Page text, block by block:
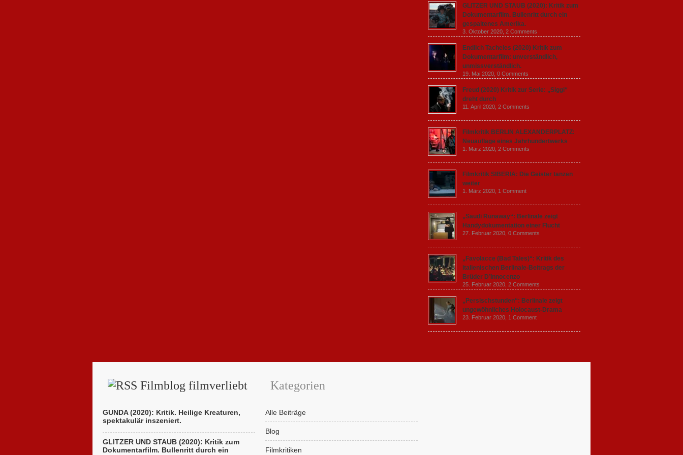
GLITZER UND STAUB (2020): Kritik zum
Dokumentarfilm. Bullenritt durch ein
gespaltenes Amerika.
3. Oktober 2020, 2 Comments
Endlich Tacheles (2020) Kritik zum
Dokumentarfilm: unverständlich,
unmissverständlich.
19. Mai 2020, 0 Comments
Freud (2020) Kritik zur Serie: „Siggi“
dreht durch
11. April 2020, 2 Comments
Filmkritik BERLIN ALEXANDERPLATZ:
Neuauflage eines Jahrhundertwerks
1. März 2020, 2 Comments
Filmkritik SIBERIA: Die Geister tanzen
weiter
1. März 2020, 1 Comment
„Saudi Runaway“: Berlinale zeigt
Handydokumentation einer Flucht
27. Februar 2020, 0 Comments
„Favolacce (Bad Tales)“: Kritik des
italienischen Berlinale-Beitrags der
Brüder D’Innocenzo
25. Februar 2020, 2 Comments
„Persischstunden“: Berlinale zeigt
ungewöhnliches Holocaust-Drama
23. Februar 2020, 1 Comment
Filmblog filmverliebt
GUNDA (2020): Kritik. Heilige Kreaturen,
spektakulär inszeniert.
GLITZER UND STAUB (2020): Kritik zum
Dokumentarfilm. Bullenritt durch ein
Kategorien
Alle Beiträge
Blog
Filmkritiken